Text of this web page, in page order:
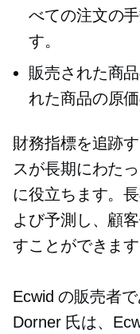
べての注文の
す。
販売された商
れた商品の原価
財務指標を追跡
スが長期にわた
に役立ちます。
よび予測し、顧
すことができます
Ecwid の販売者
Dorner 氏は、